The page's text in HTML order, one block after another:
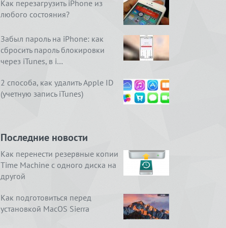
Как перезагрузить iPhone из
любого состояния?
Забыл пароль на iPhone: как
сбросить пароль блокировки
через iTunes, в i…
2 способа, как удалить Apple ID
(учетную запись iTunes)
Последние новости
Как перенести резервные копии
Time Machine с одного диска на
другой
Как подготовиться перед
установкой MacOS Sierra